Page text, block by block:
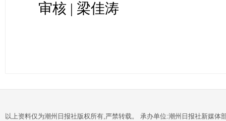
审核 | 梁佳涛
以上资料仅为潮州日报社版权所有,严禁转载。 承办单位:潮州日报社新媒体